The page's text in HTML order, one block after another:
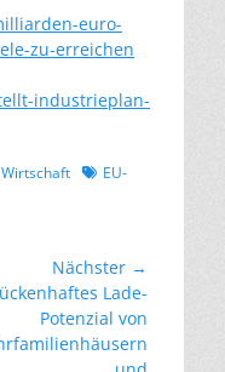
euro-
zu-erreichen
industrieplan-
Wirtschaft Schlagworte
EU-
Nächster →
Lade-
Potenzial von